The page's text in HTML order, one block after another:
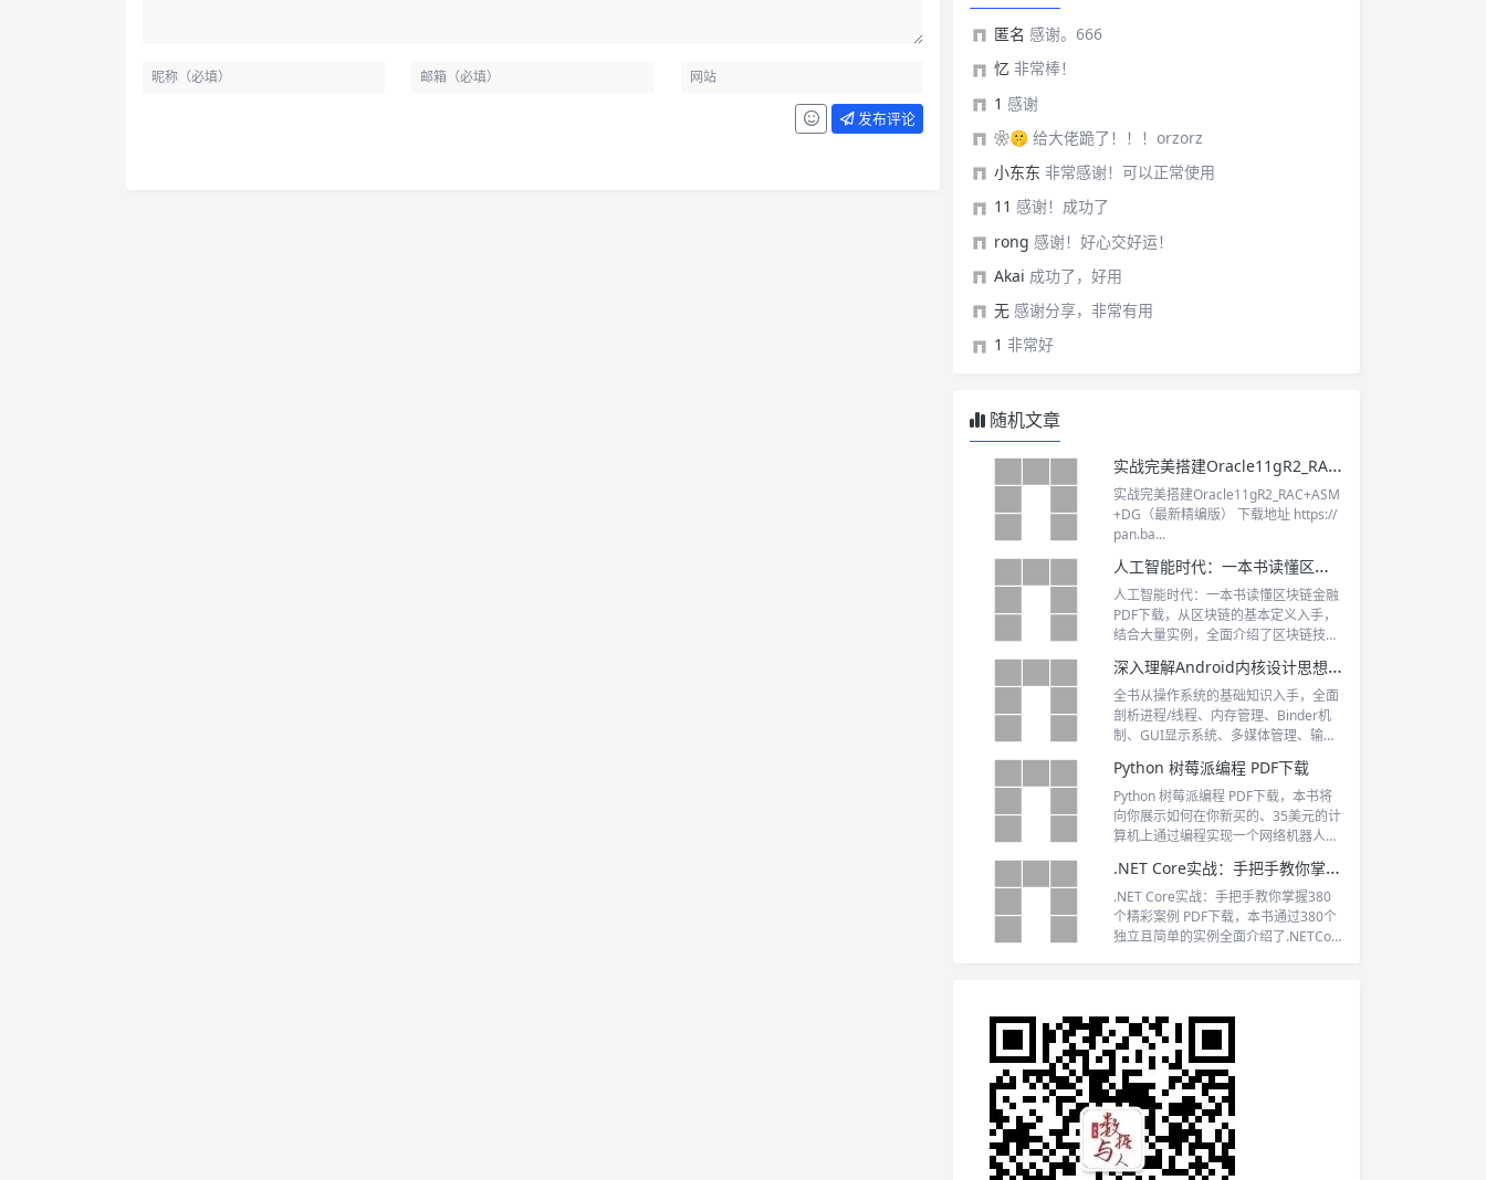
发布评论
匿名 感谢。666
忆 非常棒！
1 感谢
❀🤫 给大佬跪了！！！orzorz
小东东 非常感谢！可以正常使用
11 感谢！成功了
rong 感谢！好心交好运！
Akai 成功了，好用
无 感谢分享，非常有用
1 非常好
随机文章
实战完美搭建Oracle11gR2_RAC+ASM+DGPDF下载
实战完美搭建Oracle11gR2_RAC+ASM
+DG（最新精编版） 下载地址 https://
pan.ba...
人工智能时代：一本书读懂区块链金融 PDF下载
人工智能时代：一本书读懂区块链金融
PDF下载，从区块链的基本定义入手，
结合大量实例，全面介绍了区块链技术
深入理解Android内核设计思想 完整版pdf下载
全书从操作系统的基础知识入手，全面
剖析进程/线程、内存管理、Binder机
制、GUI显示系统、多媒体管理、输入
的实现原理。
Python 树莓派编程 PDF下载
Python 树莓派编程 PDF下载，本书将
向你展示如何在你新买的、35美元的计
算机上通过编程实现一个网络机器人、
.NET Core实战：手把手教你掌握380个精彩案例 PDF下载
.NET Core实战：手把手教你掌握380
个精彩案例 PDF下载，本书通过380个
独立且简单的实例全面介绍了.NETCor